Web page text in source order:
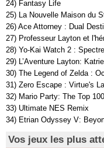
24) Fantasy Life
25) La Nouvelle Maison du
26) Ace Attorney : Dual
27) Professeur Layton et
28) Yo-Kai Watch 2 :
29) L’Aventure Layton:
30) The Legend of Zelda :
31) Zero Escape : Virtue's
32) Mario Party: The Top 100
33) Ultimate NES Remix
34) Etrian Odyssey V:
Vos jeux les plus